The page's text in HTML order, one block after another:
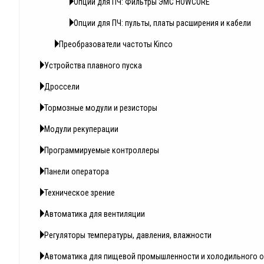
Опции для ПЧ: Фильтры ЭМС HOWCORE
Опции для ПЧ: пульты, платы расширения и кабели
Преобразователи частоты Kinco
Устройства плавного пуска
Дроссели
Тормозные модули и резисторы
Модули рекуперации
Программируемые контроллеры
Панели оператора
Техническое зрение
Автоматика для вентиляции
Регуляторы температуры, давления, влажности
Автоматика для пищевой промышленности и холодильного